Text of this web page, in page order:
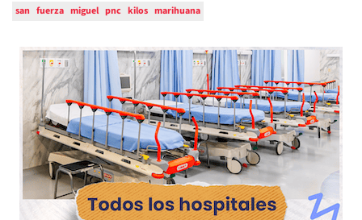
san fuerza miguel pnc kilos marihuana